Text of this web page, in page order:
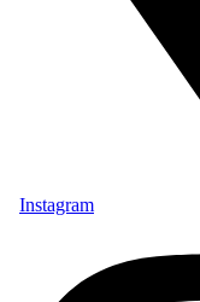
Instagram